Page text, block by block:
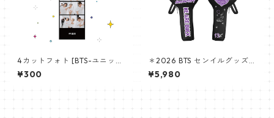
4カットフォト [BTS-ユニット
03] 4CUT PHOTO BTS- UNI
T 03
¥300
＊2026 BTS センイルグッズ＊
アミボム専用！完全オリジナ
ルデザイン☆ペンライトポー
¥5,980